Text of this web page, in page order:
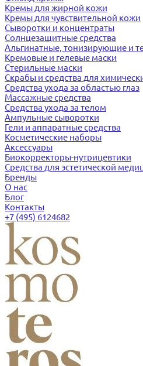
Кремы для жирной кожи
Кремы для чувствительной кожи
Сыворотки и концентраты
Солнцезащитные средства
Альгинатные, тонизирующие и
Кремовые и гелевые маски
Стерильные маски
Скрабы и средства для
Средства ухода за областью глаз
Массажные средства
Средства ухода за телом
Ампульные сыворотки
Гели и аппаратные средства
Косметические наборы
Аксессуары
Биокорректоры-нутрицевтики
Средства для эстетической
Бренды
О нас
Блог
Контакты
+7 (495) 6124682